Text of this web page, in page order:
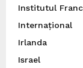
Institutul
Internațional
Irlanda
Israel